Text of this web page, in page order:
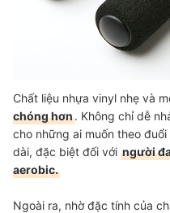
Chất liệu nhựa vinyl nhẹ và
chóng hơn. Không chỉ dễ
cho những ai muốn theo
dài, đặc biệt đối với người
aerobic.
Ngoài ra, nhờ đặc tính của